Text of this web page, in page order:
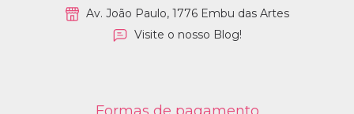
Av. João Paulo, 1776 Embu das Artes
Visite o nosso Blog!